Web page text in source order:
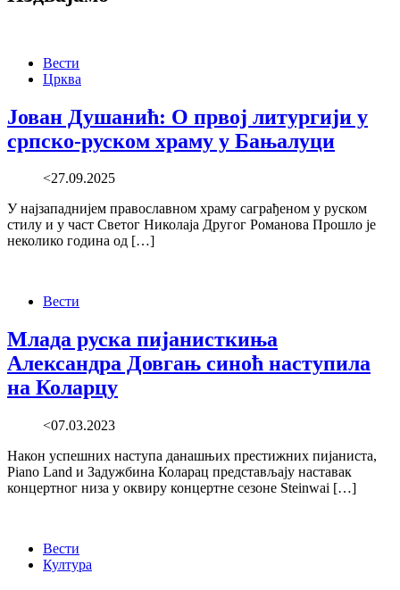
Вести
Црква
Јован Душанић: О првој литургији у
српско-руском храму у Бањалуци
<27.09.2025
У најзападнијем православном храму саграђеном у руском
стилу и у част Светог Николаја Другог Романова Прошло је
неколико година од […]
Вести
Млада руска пијанисткиња
Александра Довгањ синоћ наступила
на Коларцу
<07.03.2023
Након успешних наступа данашњих престижних пијаниста,
Piano Land и Задужбина Коларaц представљају наставак
концертног низа у оквиру концертне сезоне Steinwai […]
Вести
Култура